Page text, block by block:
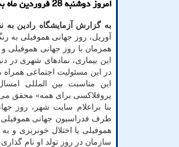
امروز دوشنبه 28 فروردین ماه به رنگ قرمز درمی آید.
به گزارش آزمایشگاه رادین به
آوریل، روز جهانی هموفیلی به
همزمان با روز جهانی هموفیلی
این بیماری، نمادهای شهری در
در این مسئولیت اجتماعی
این مناسبت بین المللی
پروفلاکسی برای همه» محقق
طرف فدراسیون جهانی هموفیلی
هموفیلی یا اختلال خونریزی و
سازمان در روز تولد او نام